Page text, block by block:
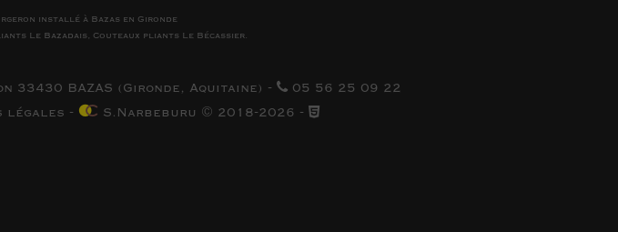
installé à Bazas en Gironde
Le Bazadais, Couteaux pliants Le Bécassier.
33430 BAZAS (Gironde, Aquitaine) -
05 56 25 09 22
légales - S.Narbeburu © 2018-2026 -